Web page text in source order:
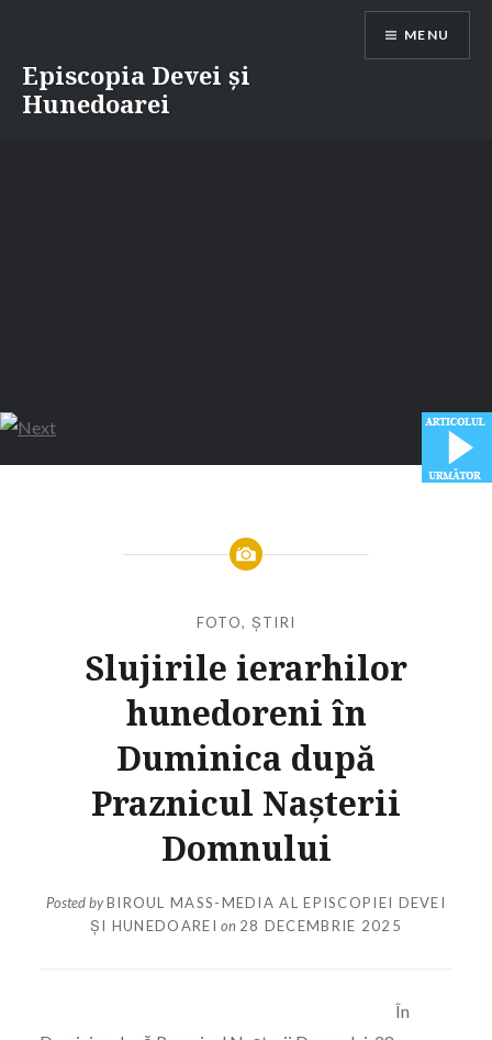
content
Episcopia Devei și
Hunedoarei
MENU
FOTO, ȘTIRI
Slujirile ierarhilor
hunedoreni în
Duminica după
Praznicul Nașterii
Domnului
Posted byBIROUL MASS-MEDIA AL EPISCOPIEI DEVEI
ȘI HUNEDOAREI on 28 DECEMBRIE 2025
În